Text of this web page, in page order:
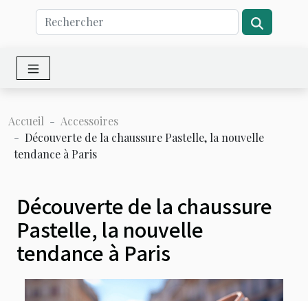
Accueil
Accessoires
Découverte de la chaussure Pastelle, la nouvelle
tendance à Paris
Découverte de la chaussure
Pastelle, la nouvelle
tendance à Paris